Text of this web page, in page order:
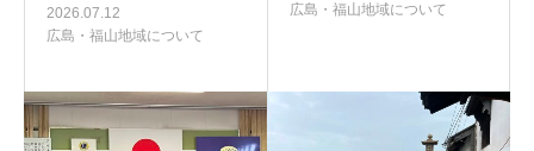
2026.07.12
広島・福山地域について
広島・福山地域について